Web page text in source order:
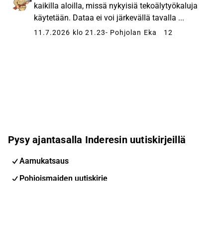
kaikilla aloilla, missä nykyisiä tekoälytyökaluja
käytetään. Dataa ei voi järkevällä tavalla ...
11.7.2026 klo 21.23- Pohjolan Eka 12
Pysy ajantasalla Inderesin uutiskirjeillä
Aamukatsaus
Pohjoismaiden uutiskirje